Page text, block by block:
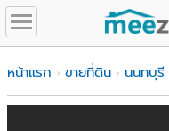
หน้าแรก ขายที่ดิน นนทบุรี